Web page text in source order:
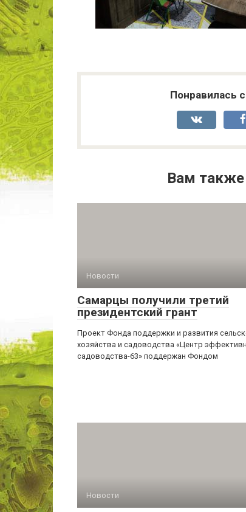
Понравилась
Вам
Новости
Самарцы получили третий
президентский грант
Проект Фонда поддержки и развития
хозяйства и садоводства «Центр
садоводства-63» поддержан Фондом
Новости